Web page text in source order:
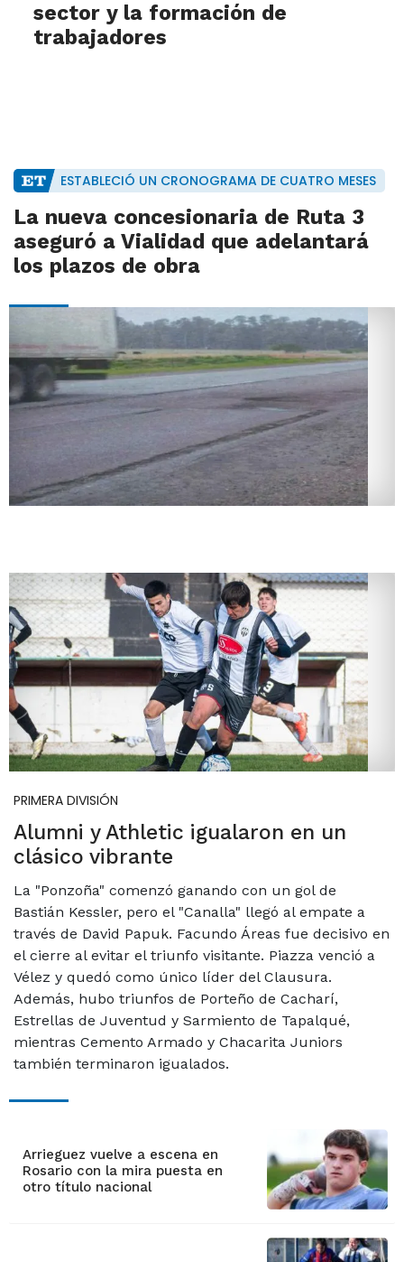
sector y la formación de
trabajadores
ESTABLECIÓ UN CRONOGRAMA DE CUATRO MESES
La nueva concesionaria de Ruta 3
aseguró a Vialidad que adelantará
los plazos de obra
PRIMERA DIVISIÓN
Alumni y Athletic igualaron en un
clásico vibrante
La "Ponzoña" comenzó ganando con un gol de
Bastián Kessler, pero el "Canalla" llegó al empate a
través de David Papuk. Facundo Áreas fue decisivo en
el cierre al evitar el triunfo visitante. Piazza venció a
Vélez y quedó como único líder del Clausura.
Además, hubo triunfos de Porteño de Cacharí,
Estrellas de Juventud y Sarmiento de Tapalqué,
mientras Cemento Armado y Chacarita Juniors
también terminaron igualados.
Arrieguez vuelve a escena en
Rosario con la mira puesta en
otro título nacional